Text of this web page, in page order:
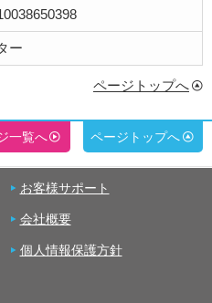
ー
ページトップへ
一覧へ ページトップへ
お客様サポート
会社概要
個人情報保護方針